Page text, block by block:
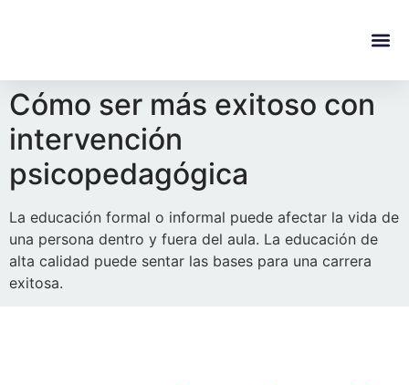
Cómo ser más exitoso con
intervención
psicopedagógica
La educación formal o informal puede afectar la vida de
una persona dentro y fuera del aula. La educación de
alta calidad puede sentar las bases para una carrera
exitosa.